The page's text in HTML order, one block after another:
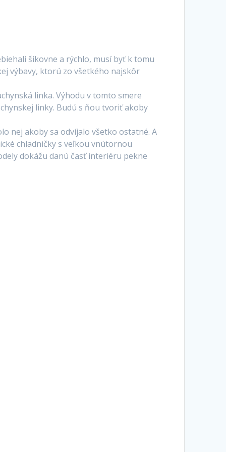
šikovne a rýchlo, musí byť k tomu
výbavy, ktorú zo všetkého najskôr
linka. Výhodu v tomto smere
linky. Budú s ňou tvoriť akoby
nej akoby sa odvíjalo všetko ostatné. A
chladničkys veľkou vnútornou
dokážu danú časť interiéru pekne